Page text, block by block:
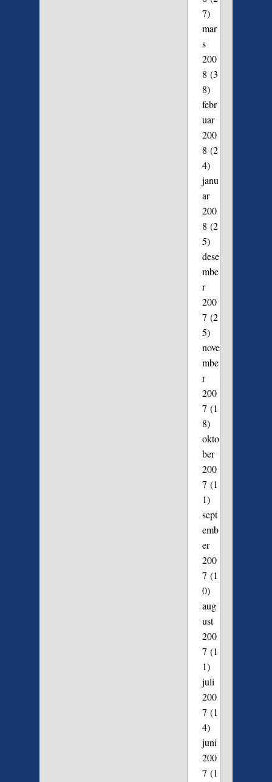
7)
mar
s
200
8 (3
8)
febr
uar
200
8 (2
4)
janu
ar
200
8 (2
5)
dese
mbe
r
200
7 (2
5)
nove
mbe
r
200
7 (1
8)
okto
ber
200
7 (1
1)
sept
emb
er
200
7 (1
0)
aug
ust
200
7 (1
1)
juli
200
7 (1
4)
juni
200
7 (1